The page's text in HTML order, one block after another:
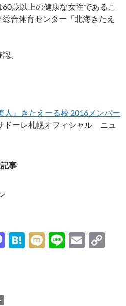
歳以上の健康な女性であるこ
合体育センター「北海きたえ
。
人』きたえーる校 2016メンバー
ドーレ札幌オフィシャル ニュ
事
M H
M Li
E